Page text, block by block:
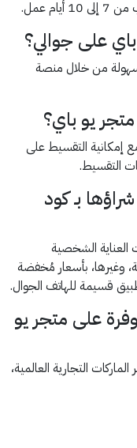
عمل.
على جوالي؟
من خلال منصة
يو باي؟
إمكانية التقسيط على
التقسيط.
بـ كود
الشخصية
وغيرها، بأسعار مُخفضة
قسيمة للهاتف الجوال.
على متجر يو
التجارية العالمية،